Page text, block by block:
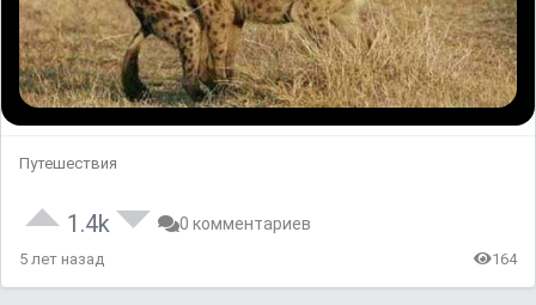
Путешествия
1.4k 0 комментариев
5 лет назад 164